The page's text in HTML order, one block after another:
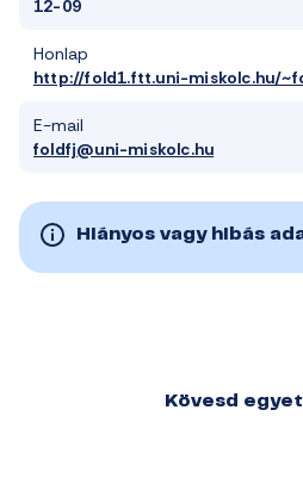
12-09
Honlap
http://fold1.ftt.uni-miskolc.hu/
E-mail
foldfj@uni-miskolc.hu
Hiányos vagy hibás
Kövesd